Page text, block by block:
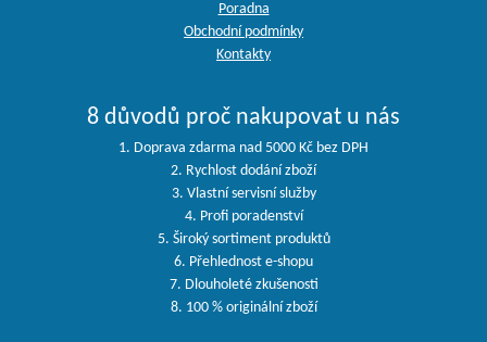
Poradna
Obchodní podmínky
Kontakty
8 důvodů proč nakupovat u nás
1. Doprava zdarma nad 5000 Kč bez DPH
2. Rychlost dodání zboží
3. Vlastní servisní služby
4. Profi poradenství
5. Široký sortiment produktů
6. Přehlednost e-shopu
7. Dlouholeté zkušenosti
8. 100 % originální zboží